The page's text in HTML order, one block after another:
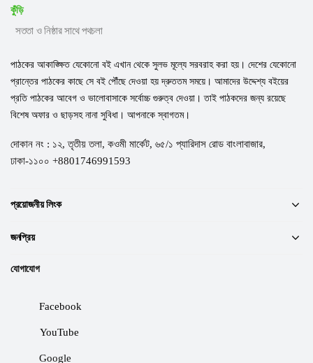
কুঁড়ি
সততা ও নিষ্ঠার সাথে পথচলা
পাঠকের আকাঙ্ক্ষিত যেকোনো বই এখান থেকে সুলভ মূল্যে সরবরাহ করা হয়। দেশের যেকোনো
প্রান্তের পাঠকের কাছে সে বই পৌঁছে দেওয়া হয় দ্রুততম সময়ে। আমাদের উদ্দেশ্য বইয়ের
প্রতি পাঠকের আবেগ ও ভালোবাসাকে সর্বোচ্চ গুরুত্ব দেওয়া। তাই পাঠকদের জন্য রয়েছে
বিশেষ অফার ও ছাড়সহ নানা সুবিধা। আপনাকে স্বাগতম।
দোকান নং : ১২, তৃতীয় তলা, কওমী মার্কেট, ৬৫/১ প্যারিদাস রোড বাংলাবাজার,
ঢাকা-১১০০ +8801746991593
প্রয়োজনীয় লিংক
জনপ্রিয়
যোগাযোগ
Facebook
YouTube
Google